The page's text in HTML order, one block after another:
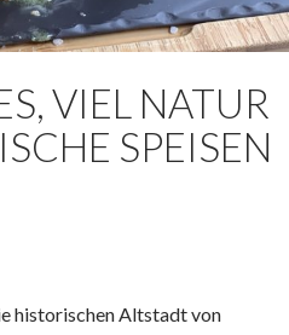
VIEL NATUR
SPEISEN
historischen Altstadt von